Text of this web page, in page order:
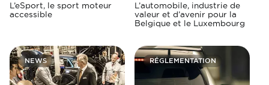
L’eSport, le sport moteur
accessible
L’automobile, industrie de
valeur et d’avenir pour la
Belgique et le Luxembourg
NEWS RÉGLEMENTATION